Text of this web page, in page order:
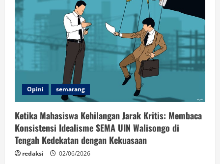
Opini semarang
Ketika Mahasiswa Kehilangan Jarak Kritis: Membaca
Konsistensi Idealisme SEMA UIN Walisongo di
Tengah Kedekatan dengan Kekuasaan
redaksi 02/06/2026